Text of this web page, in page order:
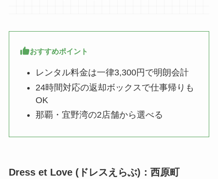
おすすめポイント
レンタル料金は一律3,300円で明朗会計
24時間対応の返却ボックスで仕事帰りも
OK
那覇・宜野湾の2店舗から選べる
Dress et Love (ドレスえらぶ)：西原町